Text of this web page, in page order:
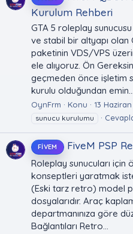
Kurulum Rehberi
GTA 5 roleplay
ve stabil bir altyapı
paketinin VDS/VPS
ele alıyoruz. Ön
geçmeden önce işletim
kurulu olduğundan emin...
OynFrm Konu 13
sunucu kurulumu
FIVEM FiveM PSP
Roleplay sunucuları
konseptleri yaratmak
(Eski tarz retro) model
dosyalarıdır. Araç
departmanınıza göre
Bağlantıları Retro...